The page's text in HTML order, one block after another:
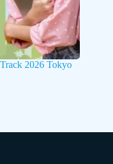
2026 Tokyo